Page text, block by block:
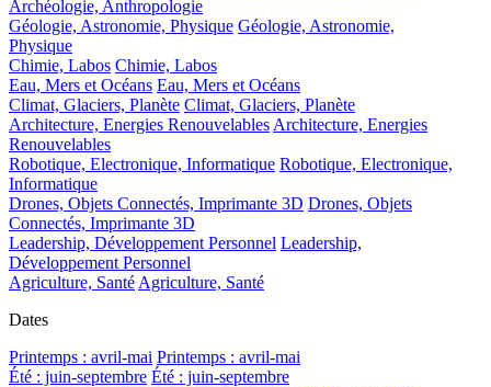
Archéologie, Anthropologie
Géologie, Astronomie, Physique Géologie, Astronomie,
Physique
Chimie, Labos Chimie, Labos
Eau, Mers et Océans Eau, Mers et Océans
Climat, Glaciers, Planète Climat, Glaciers, Planète
Architecture, Energies Renouvelables Architecture, Energies
Renouvelables
Robotique, Electronique, Informatique Robotique, Electronique,
Informatique
Drones, Objets Connectés, Imprimante 3D Drones, Objets
Connectés, Imprimante 3D
Leadership, Développement Personnel Leadership,
Développement Personnel
Agriculture, Santé Agriculture, Santé
Dates
Printemps : avril-mai Printemps : avril-mai
Été : juin-septembre Été : juin-septembre